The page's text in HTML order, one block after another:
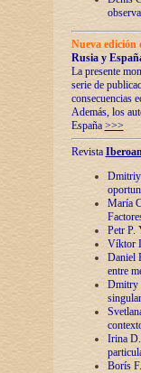
Nueva
Rusia y
La presente
serie de
consecuencias
Además, los
España >>>
Revista
Dmitriy
María
Petr P.
Víktor
Daniel
entre
Dmitry
Irina
Borís